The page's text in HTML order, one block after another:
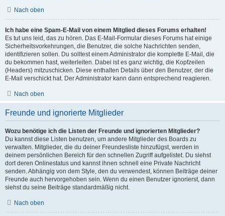
Nach oben
Ich habe eine Spam-E-Mail von einem Mitglied dieses Forums erhalten!
Es tut uns leid, das zu hören. Das E-Mail-Formular dieses Forums hat einige
Sicherheitsvorkehrungen, die Benutzer, die solche Nachrichten senden,
identifizieren sollen. Du solltest einem Administrator die komplette E-Mail, die
du bekommen hast, weiterleiten. Dabei ist es ganz wichtig, die Kopfzeilen
(Headers) mitzuschicken. Diese enthalten Details über den Benutzer, der die
E-Mail verschickt hat. Der Administrator kann dann entsprechend reagieren.
Nach oben
Freunde und ignorierte Mitglieder
Wozu benötige ich die Listen der Freunde und ignorierten Mitglieder?
Du kannst diese Listen benutzen, um andere Mitglieder des Boards zu
verwalten. Mitglieder, die du deiner Freundesliste hinzufügst, werden in
deinem persönlichen Bereich für den schnellen Zugriff aufgelistet. Du siehst
dort deren Onlinestatus und kannst ihnen schnell eine Private Nachricht
senden. Abhängig von dem Style, den du verwendest, können Beiträge deiner
Freunde auch hervorgehoben sein. Wenn du einen Benutzer ignorierst, dann
siehst du seine Beiträge standardmäßig nicht.
Nach oben